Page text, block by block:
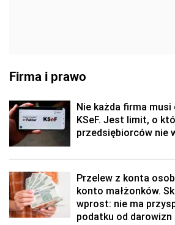
Firma i prawo
Nie każda firma
KSeF. Jest limit, o
przedsiębiorców nie
Przelew z konta
konto małżonków.
wprost: nie ma
podatku od darowizn